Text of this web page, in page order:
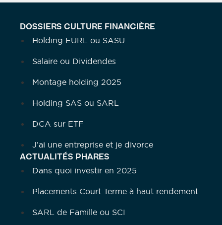
DOSSIERS CULTURE FINANCIÈRE
Holding EURL ou SASU
Salaire ou Dividendes
Montage holding 2025
Holding SAS ou SARL
DCA sur ETF
J’ai une entreprise et je divorce
ACTUALITÉS PHARES
Dans quoi investir en 2025
Placements Court Terme à haut rendement
SARL de Famille ou SCI